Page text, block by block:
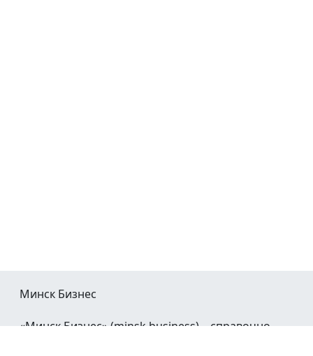
Минск Бизнес
«Минск Бизнес» (minsk.business) – справочно-